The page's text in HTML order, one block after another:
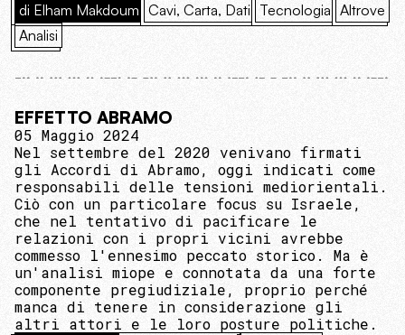
di Elham Makdoum Cavi, Carta, Dati Tecnologia Altrove
Analisi
EFFETTO ABRAMO
05 Maggio 2024
Nel settembre del 2020 venivano firmati
gli Accordi di Abramo, oggi indicati come
responsabili delle tensioni mediorientali.
Ciò con un particolare focus su Israele,
che nel tentativo di pacificare le
relazioni con i propri vicini avrebbe
commesso l'ennesimo peccato storico. Ma è
un'analisi miope e connotata da una forte
componente pregiudiziale, proprio perché
manca di tenere in considerazione gli
altri attori e le loro posture politiche.